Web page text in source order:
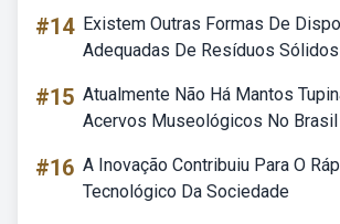
#14 Existem Outras Formas De
Adequadas De Resíduos Sólidos
#15 Atualmente Não Há Mantos
Acervos Museológicos No Brasil
#16 A Inovação Contribuiu Para O
Tecnológico Da Sociedade